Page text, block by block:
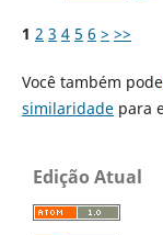
1 2 3 4 5 6 > >>
Você também pode
similaridadepara
Edição Atual